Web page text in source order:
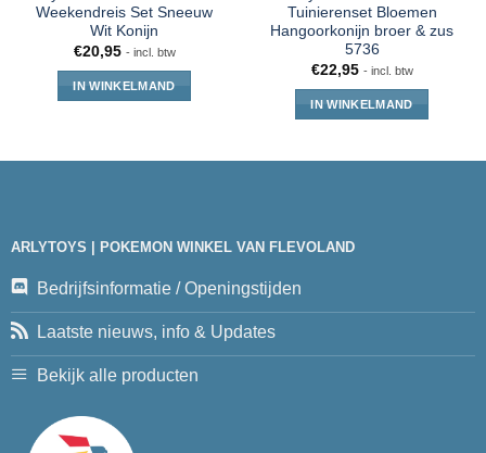
Weekendreis Set Sneeuw
Wit Konijn
€20,95 - incl. btw
IN WINKELMAND
Tuinierenset Bloemen
Hangoorkonijn broer & zus
5736
€22,95 - incl. btw
IN WINKELMAND
ARLYTOYS | POKEMON WINKEL VAN FLEVOLAND
Bedrijfsinformatie / Openingstijden
Laatste nieuws, info & Updates
Bekijk alle producten